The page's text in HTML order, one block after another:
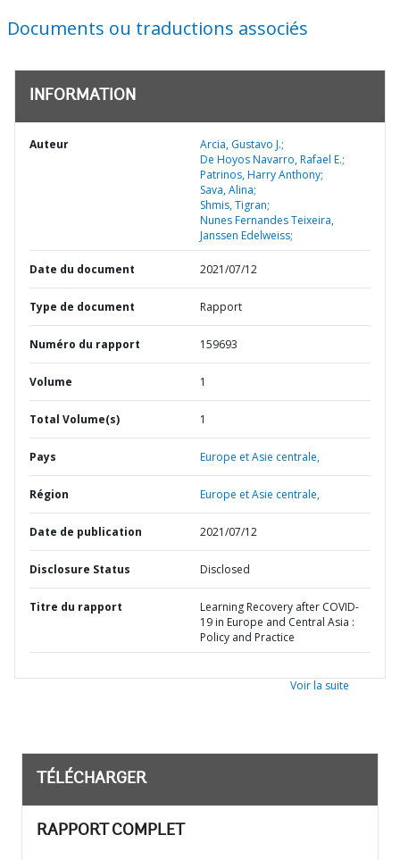
Documents ou traductions associés
INFORMATION
Auteur
Arcia, Gustavo J.;
De Hoyos Navarro, Rafael E.;
Patrinos, Harry Anthony;
Sava, Alina;
Shmis, Tigran;
Nunes Fernandes Teixeira,
Janssen Edelweiss;
Date du document 2021/07/12
Type de document Rapport
Numéro du rapport 159693
Volume 1
Total Volume(s) 1
Pays Europe et Asie centrale,
Région Europe et Asie centrale,
Date de publication 2021/07/12
Disclosure Status Disclosed
Titre du rapport
Learning Recovery after COVID-
19 in Europe and Central Asia :
Policy and Practice
Voir la suite
TÉLÉCHARGER
RAPPORT COMPLET